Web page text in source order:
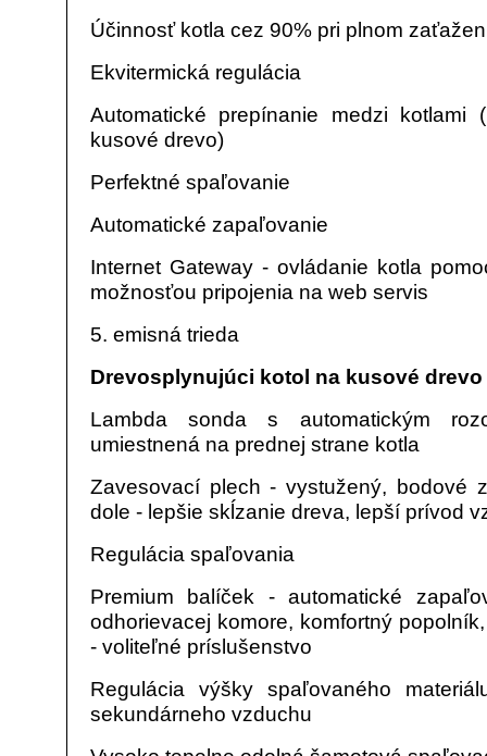
Účinnosť kotla cez 90% pri plnom
Ekvitermická regulácia
Automatické prepínanie medzi
kusové drevo)
Perfektné spaľovanie
Automatické zapaľovanie
Internet Gateway - ovládanie kotla
možnosťou pripojenia na web servis
5. emisná trieda
Drevosplynujúci kotol na kusové drevo
Lambda sonda s automatickým
umiestnená na prednej strane kotla
Zavesovací plech - vystužený, bodové
dole - lepšie skĺzanie dreva, lepší prívod
Regulácia spaľovania
Premium balíček - automatické
odhorievacej komore, komfortný
- voliteľné príslušenstvo
Regulácia výšky spaľovaného
sekundárneho vzduchu